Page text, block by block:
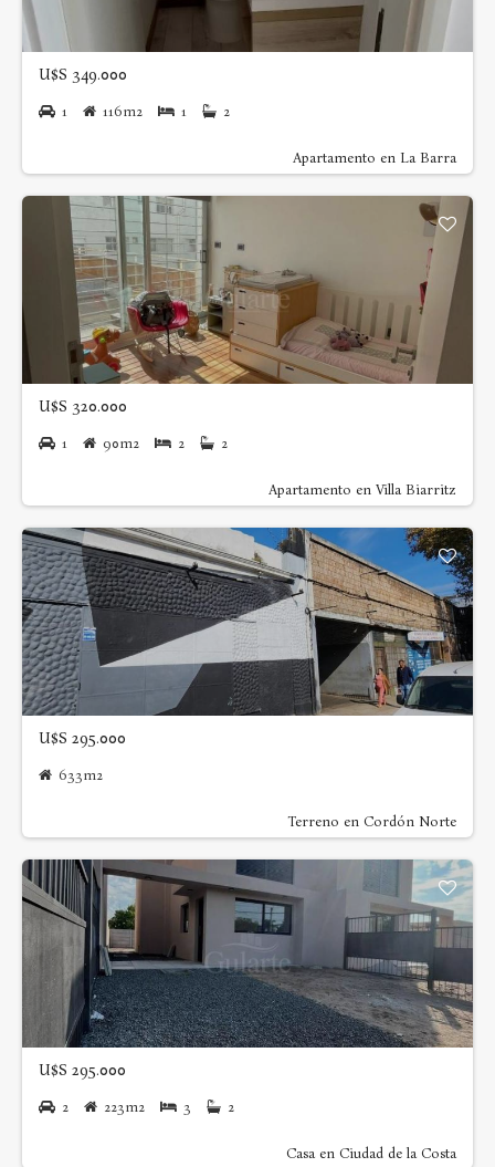
U$S 349.000
1 116m2 1 2
Apartamento en La Barra
U$S 320.000
1 90m2 2 2
Apartamento en Villa Biarritz
U$S 295.000
633m2
Terreno en Cordón Norte
U$S 295.000
2 223m2 3 2
Casa en Ciudad de la Costa